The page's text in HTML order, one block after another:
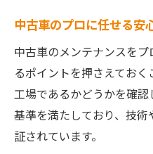
中古車のプロに任せる安
中古車のメンテナンスを
るポイントを押さえてお
工場であるかどうかを確
基準を満たしており、技
証されています。